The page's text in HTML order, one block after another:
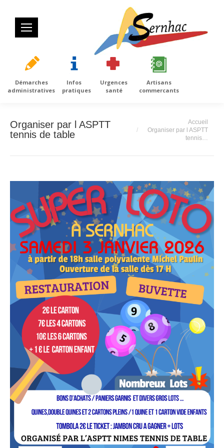
Démarches
administratives
Infos
pratiques
Urgences
santé
Artisans
commercants
Organiser par l ASPTT
tennis de table
Vous êtes ici :Accueil
Organiser par l ASPTT
tennis…